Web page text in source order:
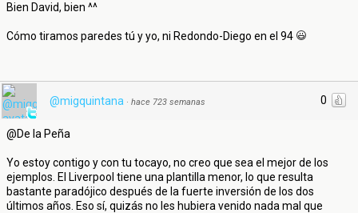
Bien David, bien ^^
Cómo tiramos paredes tú y yo, ni Redondo-Diego en el 94
0
@migquintana · hace 723 semanas
@De la Peña
Yo estoy contigo y con tu tocayo, no creo que sea el mejor de los
ejemplos. El Liverpool tiene una plantilla menor, lo que resulta
bastante paradójico después de la fuerte inversión de los dos
últimos años. Eso sí, quizás no les hubiera venido nada mal que